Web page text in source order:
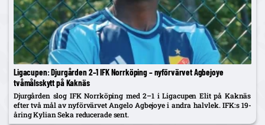
Ligacupen: Djurgården 2–1 IFK Norrköping – nyförvärvet Agbejoye
tvåmålsskytt på Kaknäs
Djurgården slog IFK Norrköping med 2–1 i Ligacupen Elit på Kaknäs
efter två mål av nyförvärvet Angelo Agbejoye i andra halvlek. IFK:s 19-
åring Kylian Seka reducerade sent.